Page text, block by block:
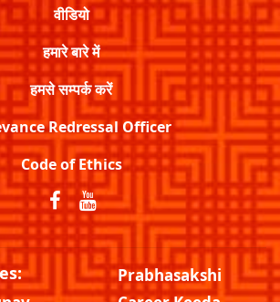
वीडियो
हमारे बारे में
हमसे सम्पर्क करें
Redressal Officer
Code of Ethics
Prabhasakshi